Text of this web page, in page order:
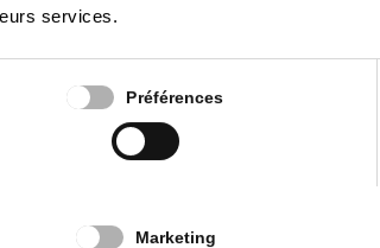
services.
Préférences
Marketing
– par
remercier les
Bernard, Marie-